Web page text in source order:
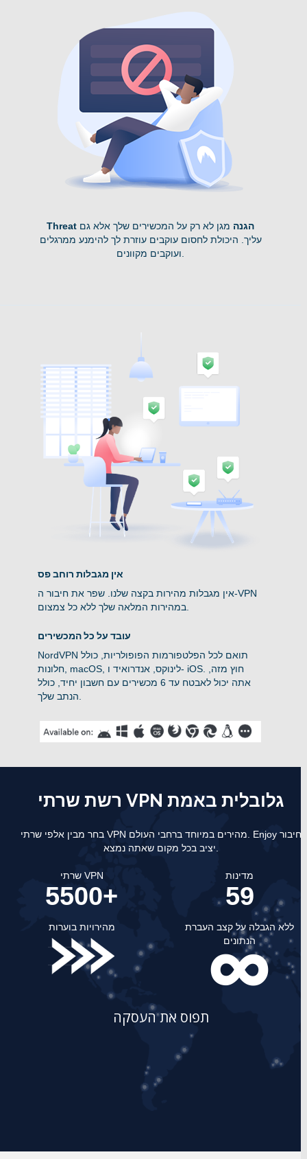
Threat הגנה מגן לא רק על המכשירים שלך אלא גם
עליך. היכולת לחסום עוקבים עוזרת לך להימנע ממרגלים
ועוקבים מקוונים.
אין מגבלות רוחב פס
אין מגבלות מהירות בקצה שלנו. שפר את חיבור ה-VPN
במהירות המלאה שלך ללא כל צמצום.
עובד על כל המכשירים
NordVPN תואם לכל הפלטפורמות הפופולריות, כולל
חלונות, macOS, לינוקס, אנדרואיד ו- iOS. חוץ מזה,
אתה יכול לאבטח עד 6 מכשירים עם חשבון יחיד, כולל
הנתב שלך.
רשת שרתי VPN גלובלית באמת
Enjoy חיבור
שרתי VPN
5500+
מדינות
59
מהירויות בוערות
ללא הגבלה על קצב העברת
הנתונים
תפוס את העסקה